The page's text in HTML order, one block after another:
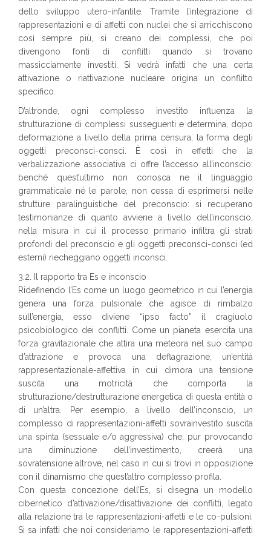
dello sviluppo utero-infantile. Tramite l’integrazione di
rappresentazioni e di affetti con nuclei che si arricchiscono
così sempre più, si creano dei complessi, che poi
divengono fonti di conflitti quando si trovano
massicciamente investiti. Si vedrà infatti che una certa
attivazione o riattivazione nucleare origina un conflitto
specifico.
D’altronde, ogni complesso investito influenza la
strutturazione di complessi susseguenti e determina, dopo
deformazione a livello della prima censura, la forma degli
oggetti preconsci-consci. È così in effetti che la
verbalizzazione associativa ci offre l’accesso all’inconscio:
benché quest’ultimo non conosca ne il linguaggio
grammaticale né le parole, non cessa di esprimersi nelle
strutture paralinguistiche del preconscio: si recuperano
testimonianze di quanto avviene a livello dell’inconscio,
nella misura in cui il processo primario infiltra gli strati
profondi del preconscio e gli oggetti preconsci-consci (ed
esterni) riecheggiano oggetti inconsci.
3.2. Il rapporto tra Es e inconscio
Ridefinendo l’Es come un luogo geometrico in cui l’energia
genera una forza pulsionale che agisce di rimbalzo
sull’energia, esso diviene “ipso facto” il cragiuolo
psicobiologico dei conflitti. Come un pianeta esercita una
forza gravitazionale che attira una meteora nel suo campo
d’attrazione e provoca una deflagrazione, un’entità
rappresentazionale-affettiva in cui dimora una tensione
suscita una motricità che comporta la
strutturazione/destrutturazione energetica di questa entità o
di un’altra. Per esempio, a livello dell’inconscio, un
complesso di rappresentazioni-affetti sovrainvestito suscita
una spinta (sessuale e/o aggressiva) che, pur provocando
una diminuzione dell’investimento, creerà una
sovratensione altrove, nel caso in cui si trovi in opposizione
con il dinamismo che quest’altro complesso profila.
Con questa concezione dell’Es, si disegna un modello
cibernetico d’attivazione/disattivazione dei conflitti, legato
alla relazione tra le rappresentazioni-affetti e le co-pulsioni.
Si sa infatti che noi consideriamo le rappresentazioni-affetti